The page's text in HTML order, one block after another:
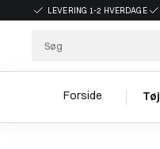
LEVERING 1-2 HVERDAGE
Forside Tøj